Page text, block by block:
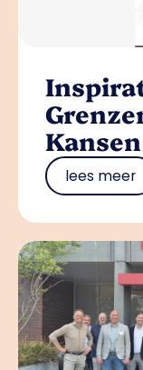
lees meer